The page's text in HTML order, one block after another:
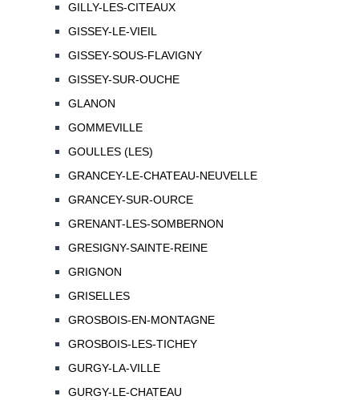
GILLY-LES-CITEAUX
GISSEY-LE-VIEIL
GISSEY-SOUS-FLAVIGNY
GISSEY-SUR-OUCHE
GLANON
GOMMEVILLE
GOULLES (LES)
GRANCEY-LE-CHATEAU-NEUVELLE
GRANCEY-SUR-OURCE
GRENANT-LES-SOMBERNON
GRESIGNY-SAINTE-REINE
GRIGNON
GRISELLES
GROSBOIS-EN-MONTAGNE
GROSBOIS-LES-TICHEY
GURGY-LA-VILLE
GURGY-LE-CHATEAU